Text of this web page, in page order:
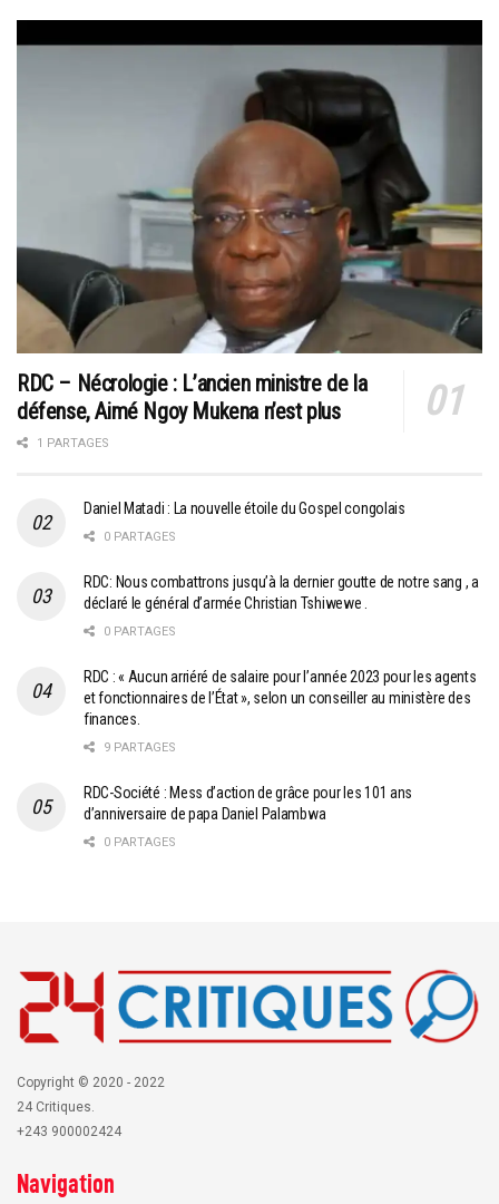
RDC – Nécrologie : L’ancien ministre de la
défense, Aimé Ngoy Mukena n’est plus
1 PARTAGES
Daniel Matadi : La nouvelle étoile du Gospel congolais
0 PARTAGES
RDC: Nous combattrons jusqu’à la dernier goutte de notre sang , a
déclaré le général d’armée Christian Tshiwewe .
0 PARTAGES
RDC : « Aucun arriéré de salaire pour l’année 2023 pour les agents
et fonctionnaires de l’État », selon un conseiller au ministère des
finances.
9 PARTAGES
RDC-Société : Mess d’action de grâce pour les 101 ans
d’anniversaire de papa Daniel Palambwa
0 PARTAGES
Copyright © 2020 - 2022
24 Critiques.
+243 900002424
Navigation